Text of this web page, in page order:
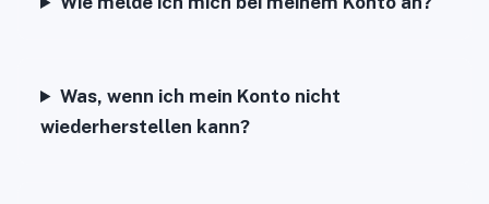
Was, wenn ich mein Konto nicht
wiederherstellen kann?